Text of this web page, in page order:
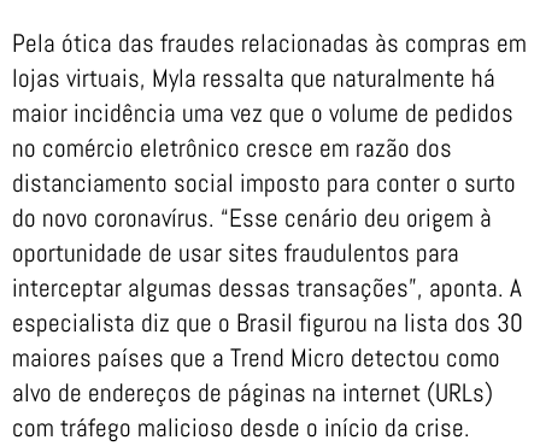
Pela ótica das fraudes relacionadas às compras em
lojas virtuais, Myla ressalta que naturalmente há
maior incidência uma vez que o volume de pedidos
no comércio eletrônico cresce em razão dos
distanciamento social imposto para conter o surto
do novo coronavírus. “Esse cenário deu origem à
oportunidade de usar sites fraudulentos para
interceptar algumas dessas transações”, aponta. A
especialista diz que o Brasil figurou na lista dos 30
maiores países que a Trend Micro detectou como
alvo de endereços de páginas na internet (URLs)
com tráfego malicioso desde o início da crise.